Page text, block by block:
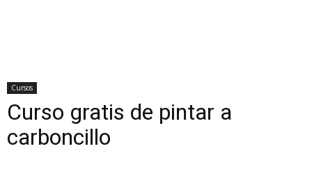
Cursos
Curso gratis de pintar a
carboncillo